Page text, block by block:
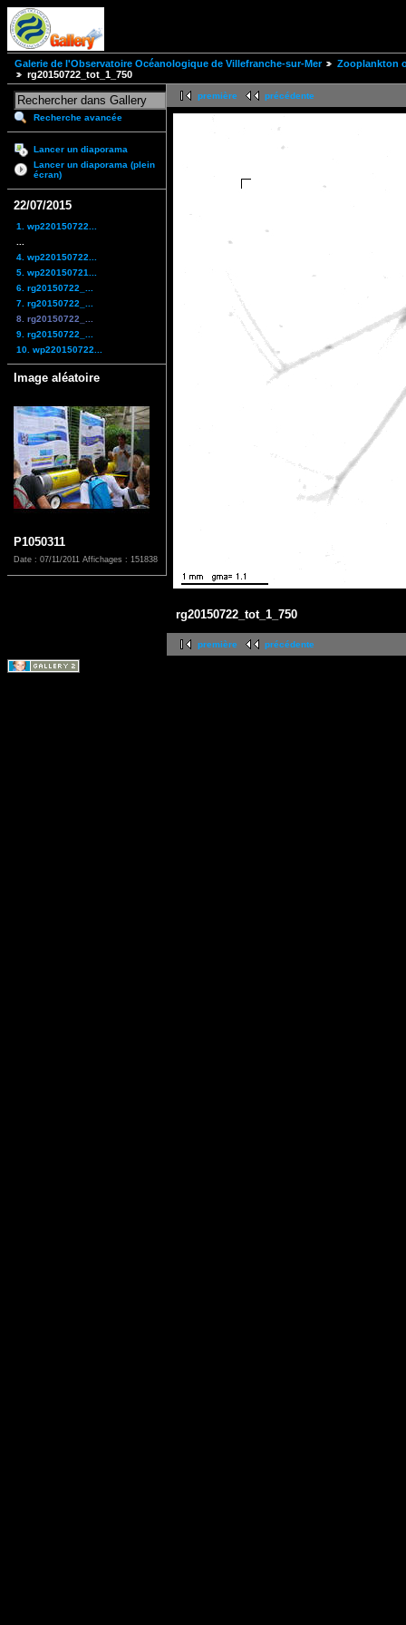
Galerie de l'Observatoire Océanologique de Villefranche-sur-Mer
Zooplankton
rg20150722_tot_1_750
Recherche avancée
Lancer un diaporama
Lancer un diaporama (plein
écran)
22/07/2015
1. wp220150722...
4. wp220150722...
5. wp220150721...
6. rg20150722_...
7. rg20150722_...
8. rg20150722_...
9. rg20150722_...
10. wp220150722...
Image aléatoire
P1050311
Date : 07/11/2011 Affichages : 151838
première précédente
rg20150722_tot_1_750
première précédente